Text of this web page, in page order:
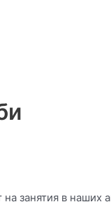
занятия в наших